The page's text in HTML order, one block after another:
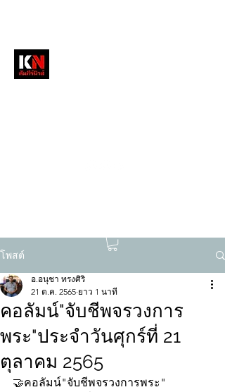
โพสต์
คอลัมน์"จับชีพจรวงการ
พระ"ประจำวันศุกร์ที่ 21
ตุลาคม 2565
อ.อนุชา ทรงศิริ
21 ต.ค. 2565 ยาว 1 นาที
🤝คอลัมน์"จับชีพจรวงการพระ"